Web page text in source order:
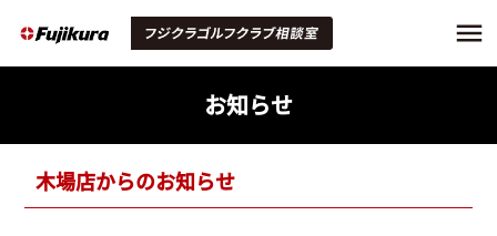
お知らせ
木場店からのお知らせ